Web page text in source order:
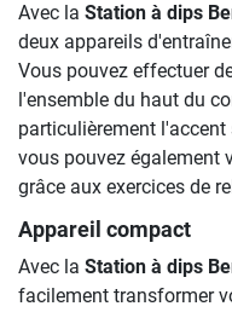
Avec la Station à dips
deux appareils
Vous pouvez effectuer
l'ensemble du haut du
particulièrement
vous pouvez également
grâce aux exercices de
Appareil compact
Avec la Station à dips
facilement transformer